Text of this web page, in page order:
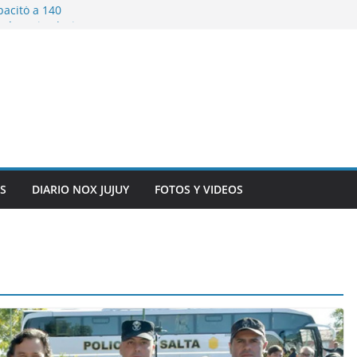
a 140
9 de Julio con
cursantes del
DIARIO NOX JUJUY FOTOS Y VIDEOS